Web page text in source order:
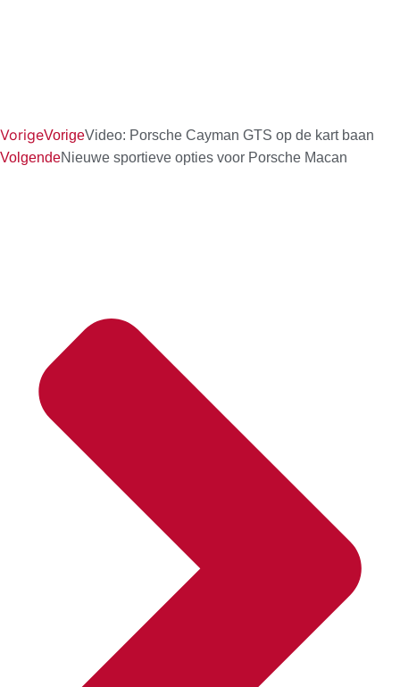
VorigeVorigeVideo: Porsche Cayman GTS op de kart baan
VolgendeNieuwe sportieve opties voor Porsche Macan